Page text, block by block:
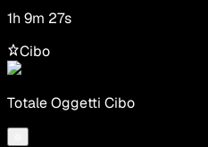
1h 9m 27s
Cibo
Totale Oggetti Cibo